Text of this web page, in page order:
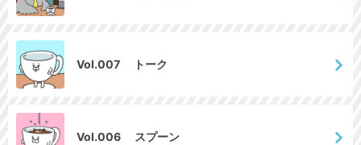
Vol.007 トーク
Vol.006 スプーン